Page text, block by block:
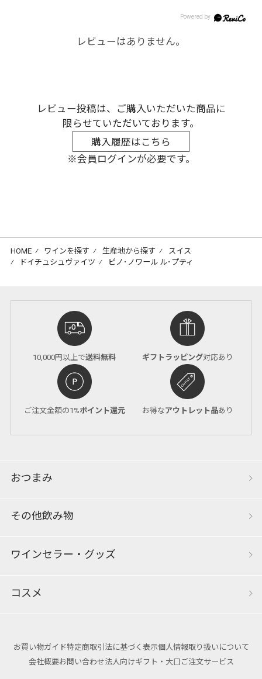
レビューはありません。
レビュー投稿は、ご購入いただいた商品に
限らせていただいております。
購入履歴はこちら
※会員ログインが必要です。
HOME ⁄ ワインを探す ⁄ 生産地から探す ⁄ スイス
⁄
ドイチュシュヴァイツ ⁄ ピノ･ノワール ル･プティ
10,000円以上で送料無料 ギフトラッピング対応あり
ご注文金額の1%ポイント還元 お得なアウトレット品あり
おつまみ
その他飲み物
ワインセラー・グッズ
コスメ
お買い物ガイド特定商取引法に基づく表示個人情報取り扱いについて
会社概要お問い合わせ法人向けギフト・大口ご注文サービス